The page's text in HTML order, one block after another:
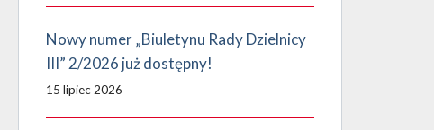
Nowy numer „Biuletynu Rady Dzielnicy
III” 2/2026 już dostępny!
15 lipiec 2026